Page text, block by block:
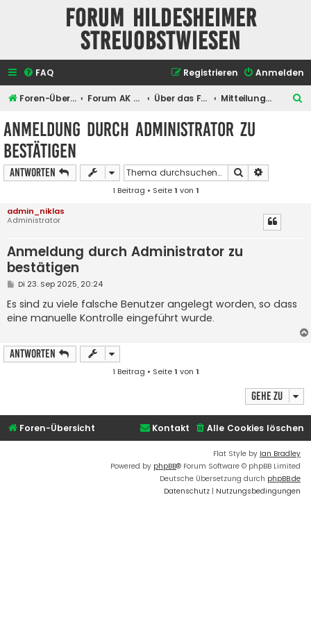
Forum Hildesheimer
Streuobstwiesen
FAQ Anmelden
Registrieren
Foren-Übersicht Forum AK Hildesheimer Streuobstwiesen Über das Forum selber Mitteilungen der Administratoren
Anmeldung durch Administrator zu
bestätigen
Antworten Suche
1 Beitrag • Seite1 von 1
admin_niklas
Administrator
Anmeldung durch Administrator zu
bestätigen
B
i
t
r
Di 23. Sep 2025, 20:24
Es sind zu viele falsche Benutzer angelegt worden, so dass
eine manuelle Kontrolle eingeführt wurde.
Antworten
1 Beitrag • Seite1 von 1
Gehe zu
Foren-Übersicht Alle Cookies löschen
Kontakt
Flat Style by Ian Bradley
Powered by phpBB® Forum Software © phpBB Limited
Deutsche Übersetzung durch phpBB.de
Datenschutz | Nutzungsbedingungen